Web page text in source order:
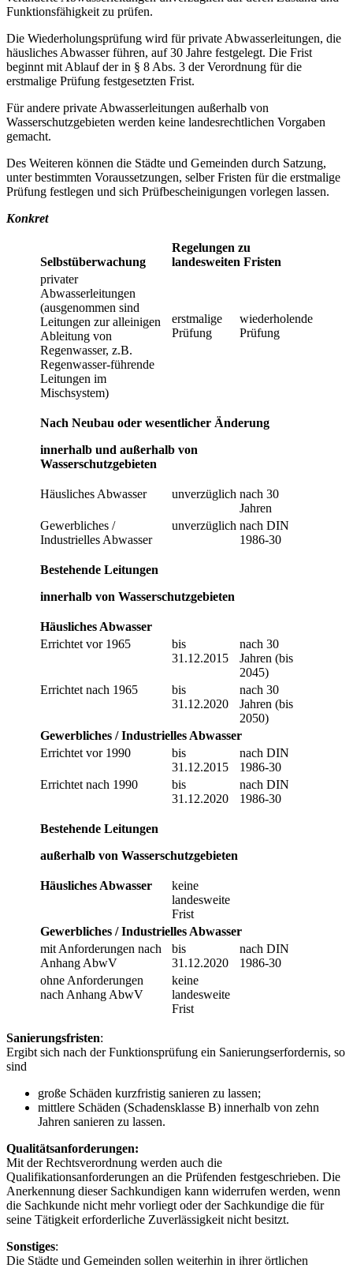
Funktionsfähigkeit zu prüfen.
Die Wiederholungsprüfung wird für private Abwasserleitungen, die
häusliches Abwasser führen, auf 30 Jahre festgelegt. Die Frist
beginnt mit Ablauf der in § 8 Abs. 3 der Verordnung für die
erstmalige Prüfung festgesetzten Frist.
Für andere private Abwasserleitungen außerhalb von
Wasserschutzgebieten werden keine landesrechtlichen Vorgaben
gemacht.
Des Weiteren können die Städte und Gemeinden durch Satzung,
unter bestimmten Voraussetzungen, selber Fristen für die erstmalige
Prüfung festlegen und sich Prüfbescheinigungen vorlegen lassen.
Konkret
Selbstüberwachung
Regelungen zu
landesweiten Fristen
privater
Abwasserleitungen
(ausgenommen sind
Leitungen zur alleinigen
Ableitung von
Regenwasser, z.B.
Regenwasser-führende
Leitungen im
Mischsystem)
erstmalige
Prüfung
wiederholende
Prüfung
Nach Neubau oder wesentlicher Änderung
innerhalb und außerhalb von
Wasserschutzgebieten
Häusliches Abwasser unverzüglich nach 30
Jahren
Gewerbliches /
Industrielles Abwasser
unverzüglich nach DIN
1986-30
Bestehende Leitungen
innerhalb von Wasserschutzgebieten
Häusliches Abwasser
Errichtet vor 1965
bis
31.12.2015
nach 30
Jahren (bis
2045)
Errichtet nach 1965
bis
31.12.2020
nach 30
Jahren (bis
2050)
Gewerbliches / Industrielles Abwasser
Errichtet vor 1990
bis
31.12.2015
nach DIN
1986-30
Errichtet nach 1990
bis
31.12.2020
nach DIN
1986-30
Bestehende Leitungen
außerhalb von Wasserschutzgebieten
Häusliches Abwasser
keine
landesweite
Frist
Gewerbliches / Industrielles Abwasser
mit Anforderungen nach
Anhang AbwV
bis
31.12.2020
nach DIN
1986-30
ohne Anforderungen
nach Anhang AbwV
keine
landesweite
Frist
Sanierungsfristen:
Ergibt sich nach der Funktionsprüfung ein Sanierungserfordernis, so
sind
große Schäden kurzfristig sanieren zu lassen;
mittlere Schäden (Schadensklasse B) innerhalb von zehn
Jahren sanieren zu lassen.
Qualitätsanforderungen:
Mit der Rechtsverordnung werden auch die
Qualifikationsanforderungen an die Prüfenden festgeschrieben. Die
Anerkennung dieser Sachkundigen kann widerrufen werden, wenn
die Sachkunde nicht mehr vorliegt oder der Sachkundige die für
seine Tätigkeit erforderliche Zuverlässigkeit nicht besitzt.
Sonstiges:
Die Städte und Gemeinden sollen weiterhin in ihrer örtlichen